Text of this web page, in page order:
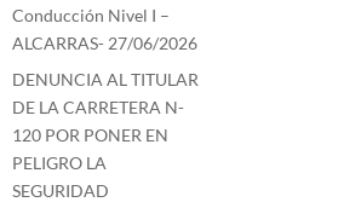
Conducción Nivel I –
ALCARRAS- 27/06/2026
DENUNCIA AL TITULAR
DE LA CARRETERA N-
120 POR PONER EN
PELIGRO LA
SEGURIDAD